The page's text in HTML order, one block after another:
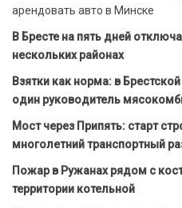
арендовать авто в Минске
В Бресте на пять дней
нескольких районах
Взятки как норма: в
один руководитель
Мост через Припять: старт
многолетний транспортный
Пожар в Ружанах рядом с
территории котельной